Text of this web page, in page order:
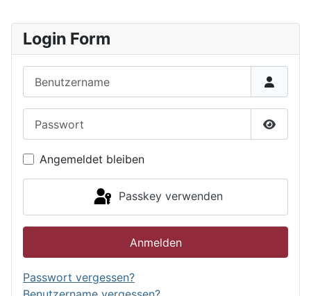
Login Form
Angemeldet bleiben
Passkey verwenden
Anmelden
Passwort vergessen?